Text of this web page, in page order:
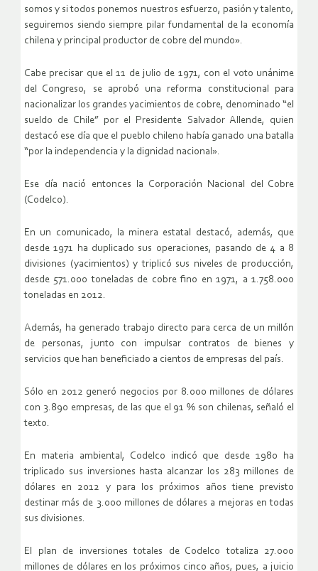
somos y si todos ponemos nuestros esfuerzo, pasión y talento,
seguiremos siendo siempre pilar fundamental de la economía
chilena y principal productor de cobre del mundo».
Cabe precisar que el 11 de julio de 1971, con el voto unánime
del Congreso, se aprobó una reforma constitucional para
nacionalizar los grandes yacimientos de cobre, denominado “el
sueldo de Chile” por el Presidente Salvador Allende, quien
destacó ese día que el pueblo chileno había ganado una batalla
“por la independencia y la dignidad nacional».
Ese día nació entonces la Corporación Nacional del Cobre
(Codelco).
En un comunicado, la minera estatal destacó, además, que
desde 1971 ha duplicado sus operaciones, pasando de 4 a 8
divisiones (yacimientos) y triplicó sus niveles de producción,
desde 571.000 toneladas de cobre fino en 1971, a 1.758.000
toneladas en 2012.
Además, ha generado trabajo directo para cerca de un millón
de personas, junto con impulsar contratos de bienes y
servicios que han beneficiado a cientos de empresas del país.
Sólo en 2012 generó negocios por 8.000 millones de dólares
con 3.890 empresas, de las que el 91 % son chilenas, señaló el
texto.
En materia ambiental, Codelco indicó que desde 1980 ha
triplicado sus inversiones hasta alcanzar los 283 millones de
dólares en 2012 y para los próximos años tiene previsto
destinar más de 3.000 millones de dólares a mejoras en todas
sus divisiones.
El plan de inversiones totales de Codelco totaliza 27.000
millones de dólares en los próximos cinco años, pues, a juicio